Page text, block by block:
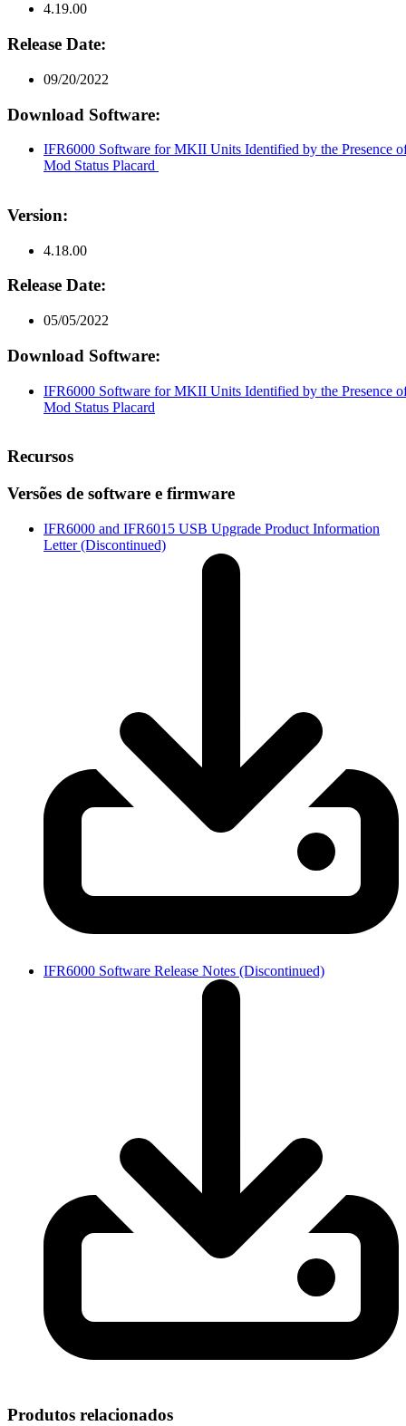
4.19.00
Release Date:
09/20/2022
Download Software:
IFR6000 Software for MKII Units Identified by the Presence
Mod Status Placard
Version:
4.18.00
Release Date:
05/05/2022
Download Software:
IFR6000 Software for MKII Units Identified by the Presence
Mod Status Placard
Recursos
Versões de software e firmware
IFR6000 and IFR6015 USB Upgrade Product Information
Letter (Discontinued)
IFR6000 Software Release Notes (Discontinued)
Produtos relacionados